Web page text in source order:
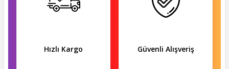
Hızlı Kargo Güvenli Alışveriş